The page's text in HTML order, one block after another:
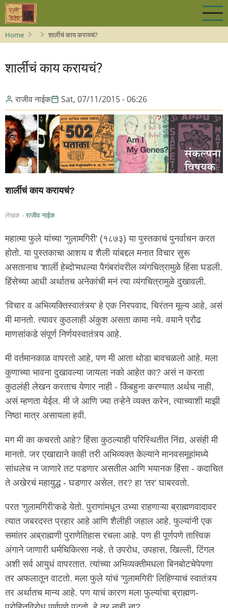
Skip
main
content
Home शार्लीचं काय करायचं?
शार्लीचं काय करायचं?
राजीव नाईक Sat, 07/11/2015 - 06:26
शार्लीचं काय करायचं?
लेखक -राजीव नाईक
महात्मा फुले यांच्या 'गुलामगिरी' (१८७३) या पुस्तकाचं पुनर्वाचन करत
होतो. या पुस्तकाचा आशय व शैली यांबद्दल मनात विचार सुरू
असतानाच 'शार्ली हेब्दो'मधल्या पैगंबरांवरील व्यंगचित्रामुळे हिंसा घडली.
हिंसेच्या आधी अर्थातच अनेकांची मनं त्या व्यंगचित्रामुळे दुखावली.
'विचार व अभिव्यक्तिस्वातंत्र्य' हे एक निरपवाद, चिरंतन मूल्य आहे, असं
मी मानतो. त्यावर कुठलाही अंकुश असता कामा नये. वयाने प्रौढ
माणसांकडे संपूर्ण निर्णयस्वातंत्र्य आहे.
मी वर्तमानकाळ वापरतो आहे, पण मी आता थोडा बावचळलो आहे. मला
कुणाच्या भावना दुखावल्या जायला नको आहेत का? असं न करता
कुठलंही लेखन करताच येणार नाही - किंबहुना करण्यात अर्थच नाही,
असं म्हणता येईल. मी जे आणि ज्या तऱ्हेने व्यक्त करेन, त्याच्याशी माझी
निष्ठा मात्र असायला हवी.
मग मी का कचरतो आहे? हिंसा कुठल्याही परिस्थितीत निंद्य, असंही मी
मानतो. जर एखाद्याने काही तरी अभिव्यक्त केल्याने मानवसमूहांमध्ये
सांधलेच न जाणारे तट पडणार असतील आणि भयानक हिंसा - कदाचित
ते अखेरचं महायुद्ध - घडणार असेल, तर? हा 'तर' घाबरवतो.
परत 'गुलामगिरी'कडे येतो. पुराणांमधून उभ्या राहणाऱ्या ब्राह्मणवादावर
त्यात जबरदस्त प्रहार आहे आणि शैलीही जहाल आहे. फुल्यांनी एक
समांतर अब्राह्मणी पुराणेतिहास रचला आहे. पण ही पूर्णपणे तात्त्विक
अंगाने जाणारी धर्मचिकित्सा नव्हे. ते उपरोध, उपहास, खिल्ली, टिंगल
अशी सर्व आयुधं वापरतात. त्यांच्या अभिव्यक्तीमधला बिनबोटचेपेपणा
तर अफलातून वाटतो. मला फुले यांचं 'गुलामगिरी' लिहिण्याचं स्वातंत्र्य
तर अर्थातच मान्य आहे. पण याचं कारण मला फुल्यांचा ब्राह्मण-